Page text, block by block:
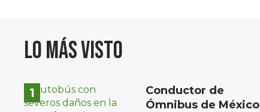
Lo más visto
Conductor de
Ómnibus de México